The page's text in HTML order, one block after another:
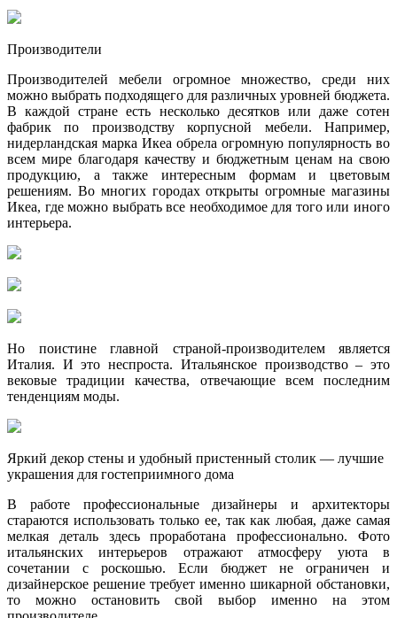
Производители
Производителей мебели огромное множество, среди них
можно выбрать подходящего для различных уровней бюджета.
В каждой стране есть несколько десятков или даже сотен
фабрик по производству корпусной мебели. Например,
нидерландская марка Икеа обрела огромную популярность во
всем мире благодаря качеству и бюджетным ценам на свою
продукцию, а также интересным формам и цветовым
решениям. Во многих городах открыты огромные магазины
Икеа, где можно выбрать все необходимое для того или иного
интерьера.
Но поистине главной страной-производителем является
Италия. И это неспроста. Итальянское производство – это
вековые традиции качества, отвечающие всем последним
тенденциям моды.
Яркий декор стены и удобный пристенный столик — лучшие
украшения для гостеприимного дома
В работе профессиональные дизайнеры и архитекторы
стараются использовать только ее, так как любая, даже самая
мелкая деталь здесь проработана профессионально. Фото
итальянских интерьеров отражают атмосферу уюта в
сочетании с роскошью. Если бюджет не ограничен и
дизайнерское решение требует именно шикарной обстановки,
то можно остановить свой выбор именно на этом